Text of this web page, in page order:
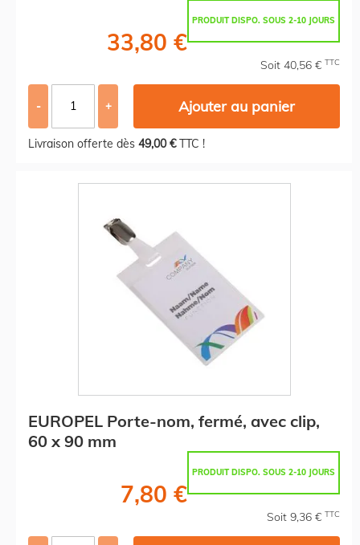
PRODUIT DISPO. SOUS 2-10 JOURS
33,80 €
Soit 40,56 € TTC
- + Ajouter au panier
Livraison offerte dès 49,00 €TTC !
EUROPEL Porte-nom, fermé, avec clip,
60 x 90 mm
PRODUIT DISPO. SOUS 2-10 JOURS
7,80 €
Soit 9,36 € TTC